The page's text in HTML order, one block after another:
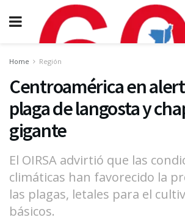
Home Región
Centroamérica en
plaga de langosta y
gigante
El OIRSA advirtió que las
climáticas han favorecido la
las plagas, letales para el
básicos.